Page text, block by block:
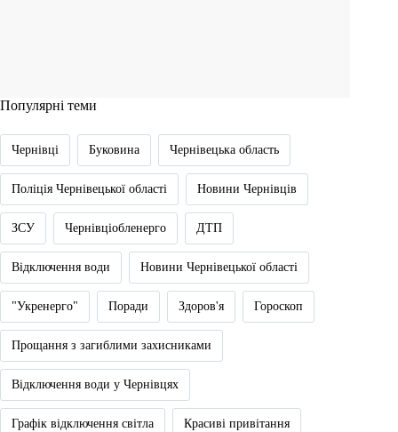
Популярні теми
Чернівці Буковина Чернівецька область
Поліція Чернівецької області Новини Чернівців
ЗСУ Чернівціобленерго ДТП
Відключення води Новини Чернівецької області
"Укренерго" Поради Здоров'я Гороскоп
Прощання з загиблими захисниками
Відключення води у Чернівцях
Графік відключення світла Красиві привітання